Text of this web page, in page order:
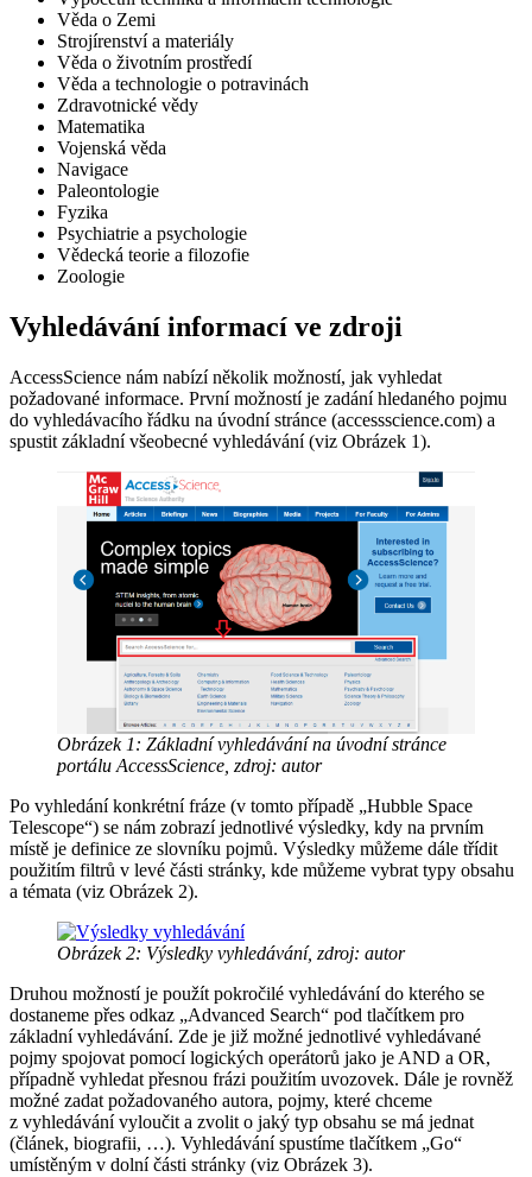
Věda o Zemi
Strojírenství a materiály
Věda o životním prostředí
Věda a technologie o potravinách
Zdravotnické vědy
Matematika
Vojenská věda
Navigace
Paleontologie
Fyzika
Psychiatrie a psychologie
Vědecká teorie a filozofie
Zoologie
Vyhledávání informací ve zdroji
AccessScience nám nabízí několik možností, jak vyhledat
požadované informace. První možností je zadání hledaného pojmu
do vyhledávacího řádku na úvodní stránce (accessscience.com) a
spustit základní všeobecné vyhledávání (viz Obrázek 1).
Obrázek 1: Základní vyhledávání na úvodní stránce
portálu AccessScience, zdroj: autor
Po vyhledání konkrétní fráze (v tomto případě „Hubble Space
Telescope“) se nám zobrazí jednotlivé výsledky, kdy na prvním
místě je definice ze slovníku pojmů. Výsledky můžeme dále třídit
použitím filtrů v levé části stránky, kde můžeme vybrat typy obsahu
a témata (viz Obrázek 2).
Obrázek 2: Výsledky vyhledávání, zdroj: autor
Druhou možností je použít pokročilé vyhledávání do kterého se
dostaneme přes odkaz „Advanced Search“ pod tlačítkem pro
základní vyhledávání. Zde je již možné jednotlivé vyhledávané
pojmy spojovat pomocí logických operátorů jako je AND a OR,
případně vyhledat přesnou frázi použitím uvozovek. Dále je rovněž
možné zadat požadovaného autora, pojmy, které chceme
z vyhledávání vyloučit a zvolit o jaký typ obsahu se má jednat
(článek, biografii, …). Vyhledávání spustíme tlačítkem „Go“
umístěným v dolní části stránky (viz Obrázek 3).